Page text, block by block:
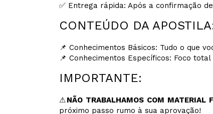
✅ Entrega rápida: Após a confirmação
CONTEÚDO DA
📌 Conhecimentos Básicos: Tudo o que
📌 Conhecimentos Específicos: Foco
IMPORTANTE:
⚠ NÃO TRABALHAMOS COM MATERIAL
próximo passo rumo à sua aprovação!